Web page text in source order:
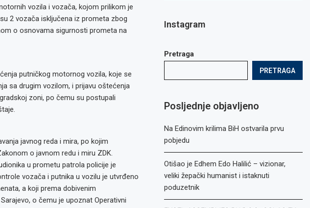
vozila i vozača, kojom prilikom je
2 vozača isključena iz prometa zbog
o osnovama sigurnosti prometa na
putničkog motornog vozila, koje se
sa drugim vozilom, i prijavu oštećenja
zoni, po čemu su postupali
javnog reda i mira, po kojim
o javnom redu i miru ZDK.
u prometu patrola policije je
vozača i putnika u vozilu je utvrđeno
a koji prema dobivenim
o čemu je upoznat Operativni
Instagram
Pretraga
PRETRAGA
Posljednje objavljeno
Na Edinovim krilima BiH ostvarila prvu
pobjedu
Otišao je Edhem Edo Halilić – vizionar,
veliki žepački humanist i istaknuti
poduzetnik